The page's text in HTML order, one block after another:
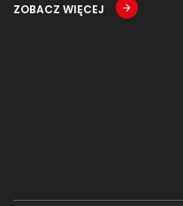
ZOBACZ WIĘCEJ